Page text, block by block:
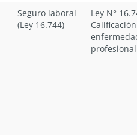
Seguro laboral
(Ley 16.744)
Ley N°
Calificación
profesional